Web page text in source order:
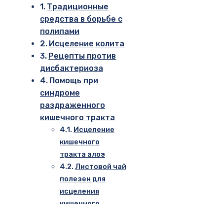
Традиционные
средства в борьбе с
полипами
Исцеление колита
Рецепты против
дисбактериоза
Помощь при
синдроме
раздраженного
кишечного тракта
Исцеление
кишечного
тракта алоэ
Листовой чай
полезен для
исцеления